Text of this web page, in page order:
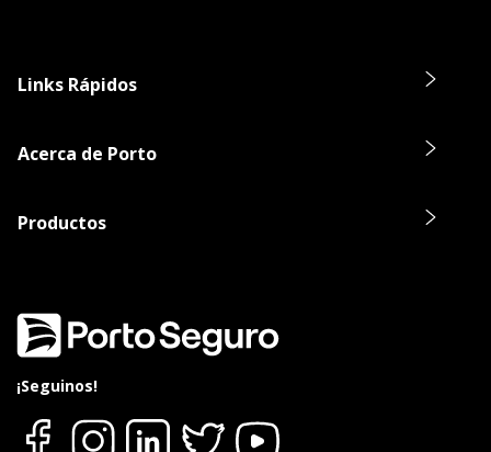
Links Rápidos
Acerca de Porto
Productos
¡Seguinos!